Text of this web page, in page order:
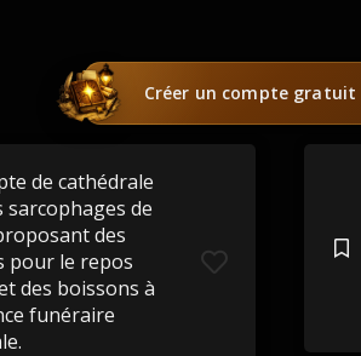
Créer un compte gratuit
de cathédrale
sarcophages de
des
pour le repos
des boissons à
funéraire